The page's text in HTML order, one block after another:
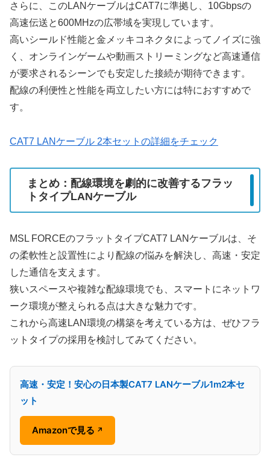
さらに、このLANケーブルはCAT7に準拠し、10Gbpsの
高速伝送と600MHzの広帯域を実現しています。
高いシールド性能と金メッキコネクタによってノイズに強
く、オンラインゲームや動画ストリーミングなど高速通信
が要求されるシーンでも安定した接続が期待できます。
配線の利便性と性能を両立したい方には特におすすめで
す。
CAT7 LANケーブル 2本セットの詳細をチェック
まとめ：配線環境を劇的に改善するフラッ
トタイプLANケーブル
MSL FORCEのフラットタイプCAT7 LANケーブルは、そ
の柔軟性と設置性により配線の悩みを解決し、高速・安定
した通信を支えます。
狭いスペースや複雑な配線環境でも、スマートにネットワ
ーク環境が整えられる点は大きな魅力です。
これから高速LAN環境の構築を考えている方は、ぜひフラ
ットタイプの採用を検討してみてください。
高速・安定！安心の日本製CAT7 LANケーブル1m2本セ
ット
Amazonで見る ↗